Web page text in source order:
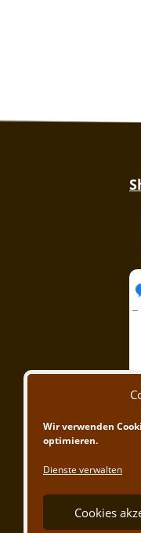
Wir verwenden
optimieren.
Dienste verwalten
Cookies